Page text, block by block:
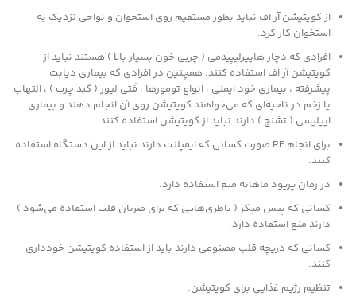
از کویتیشن آر اف نباید بطور مستقیم روی استخوان و نواحی نزدیک به
استخوان کار کرد.
افرادی که دچار هایپرلیپیدمی ( چربی خون بسیار بالا ) هستند نباید از
کویتیشن آر اف استفاده کنند. همچنین در افرادی که بیماری دیابت
پیشرفته ، بیماری خود ایمنی ، انواع تومورها ، فَتی لیور ( کبد چرب ) ، التهاب
یا زخم در ناحیه‌ای که می‌خواهند کویتیشن روی آن انجام دهند و بیماری
اپیلپسی ( تشنج ) دارند نباید از کویتیشن استفاده کنند.
برای انجام RF صورت کسانی که ایمپلنت دارند نباید از این دستگاه استفاده
کنند.
در زمان پریود ماهانه منع استفاده دارد.
کسانی که پیس میکر ( باطری‌هایی که برای ضربان قلب استفاده می‌شود )
دارند منع استفاده دارد.
کسانی که دریچه قلب مصنوعی دارند باید از استفاده کویتیشن خودداری
کنند.
تنظیم رژیم غذایی برای کویتیشن.